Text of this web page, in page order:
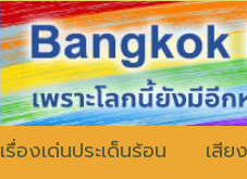
เรื่องเด่นประเด็นร้อน เสีย